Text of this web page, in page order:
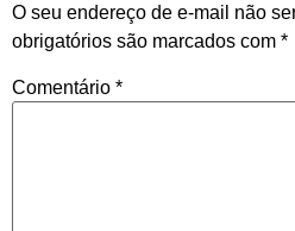
O seu endereço de e-mail não
obrigatórios são marcados com *
Comentário *